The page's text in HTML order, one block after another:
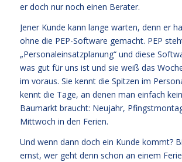
er doch nur noch einen Berater.
Jener Kunde kann lange warten, denn er
ohne die PEP-Software gemacht. PEP
„Personaleinsatzplanung“ und diese
was gut für uns ist und sie weiß das
im voraus. Sie kennt die Spitzen im
kennt die Tage, an denen man einfach
Baumarkt braucht: Neujahr,
Mittwoch in den Ferien.
Und wenn dann doch ein Kunde kommt?
ernst, wer geht denn schon an einem